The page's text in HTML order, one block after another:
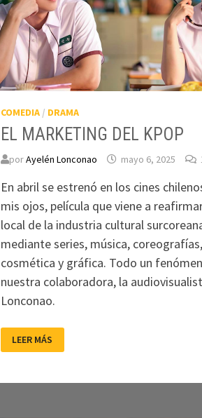
COMEDIA/ DRAMA
EL MARKETING DEL KPOP
porAyelén Lonconao mayo 6, 2025
En abril se estrenó en los cines
mis ojos, película que viene a
local de la industria cultural
mediante series, música,
cosmética y gráfica. Todo un
nuestra colaboradora, la
Lonconao.
MARKETING
DEL
LEER MÁS